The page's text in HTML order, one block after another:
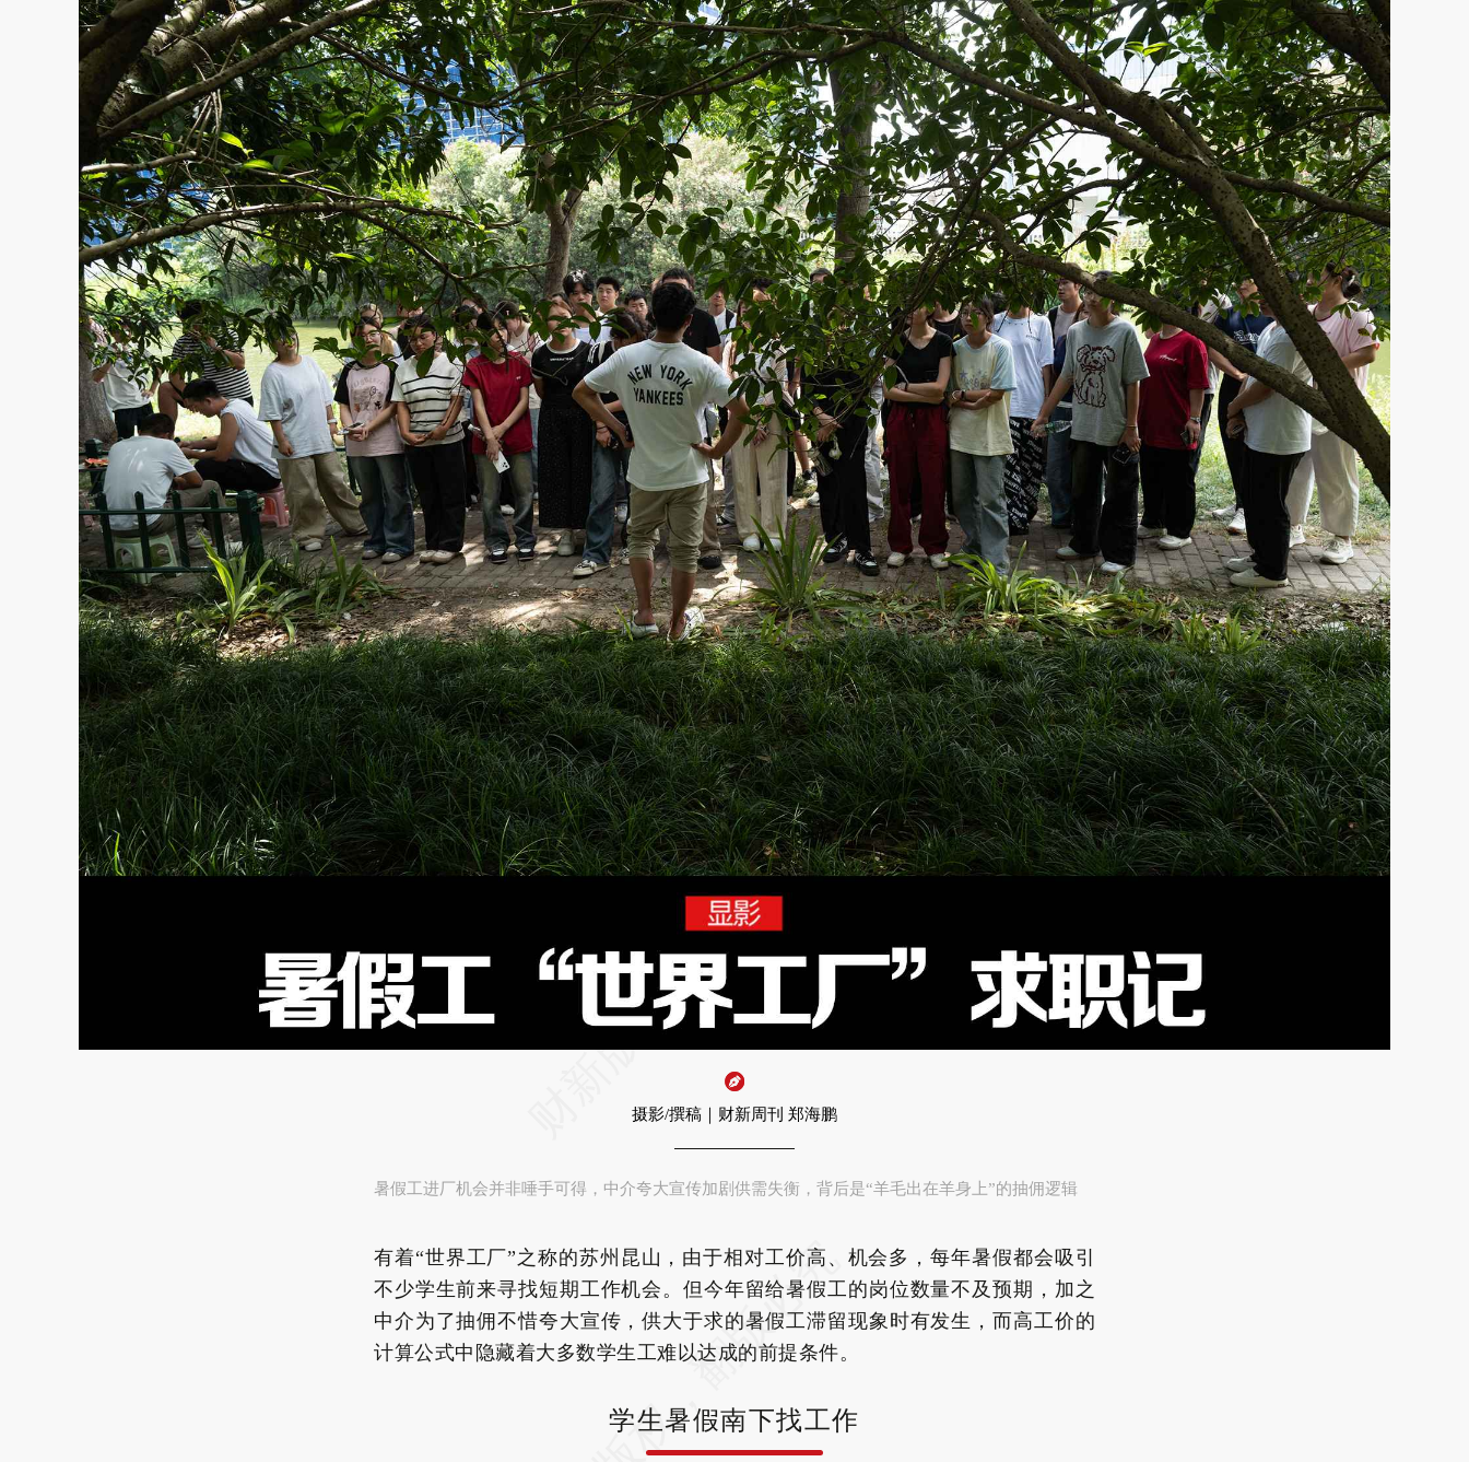
摄影/撰稿｜财新周刊 郑海鹏
暑假工进厂机会并非唾手可得，中介夸大宣传加剧供需失衡，背后是“羊毛出在羊身上”的抽佣逻辑
有着“世界工厂”之称的苏州昆山，由于相对工价高、机会多，每年暑假都会吸引
不少学生前来寻找短期工作机会。但今年留给暑假工的岗位数量不及预期，加之
中介为了抽佣不惜夸大宣传，供大于求的暑假工滞留现象时有发生，而高工价的
计算公式中隐藏着大多数学生工难以达成的前提条件。
学生暑假南下找工作